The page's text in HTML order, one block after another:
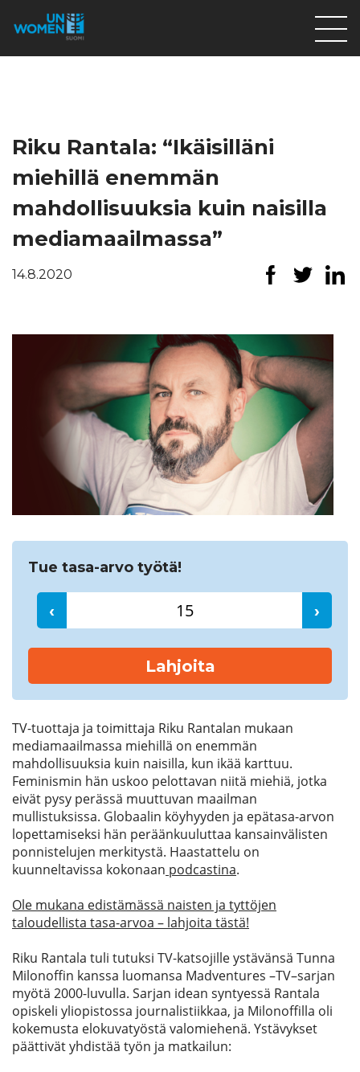
Mitä teemme
Ajankohtaista
Tietoa meistä
På Svenska
Lahjoita
Etsi
Riku Rantala: “Ikäisilläni
miehillä enemmän
mahdollisuuksia kuin naisilla
mediamaailmassa”
14.8.2020
Tue tasa-arvo työtä!
‹ ›
Lahjoita
TV-tuottaja ja toimittaja Riku Rantalan mukaan
mediamaailmassa miehillä on enemmän
mahdollisuuksia kuin naisilla, kun ikää karttuu.
Feminismin hän uskoo pelottavan niitä miehiä, jotka
eivät pysy perässä muuttuvan maailman
mullistuksissa. Globaalin köyhyyden ja epätasa-arvon
lopettamiseksi hän peräänkuuluttaa kansainvälisten
ponnistelujen merkitystä. Haastattelu on
kuunneltavissa kokonaan podcastina.
Ole mukana edistämässä naisten ja tyttöjen
taloudellista tasa-arvoa – lahjoita tästä!
Riku Rantala tuli tutuksi TV-katsojilleystävänsä Tunna
Milonoffin kanssa luomansa Madventures –TV–sarjan
myötä 2000-luvulla. Sarjan idean syntyessä Rantala
opiskeli yliopistossa journalistiikkaa, ja Milonoffilla oli
kokemusta elokuvatyöstä valomiehenä. Ystävykset
päättivät yhdistää työn ja matkailun: